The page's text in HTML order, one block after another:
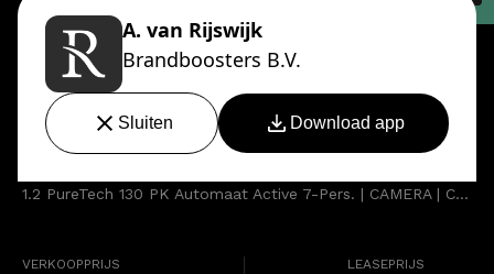
Peugeot 5008
1.2 PureTech 130 PK Automaat Active 7-Pers. | CAMERA | CARPLAY
VERKOOPPRIJS LEASEPRIJS